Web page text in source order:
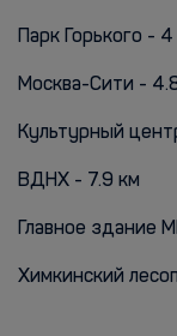
Парк Горького -
Москва-Сити -
Культурный
ВДНХ - 7.9 км
Главное здание
Химкинский